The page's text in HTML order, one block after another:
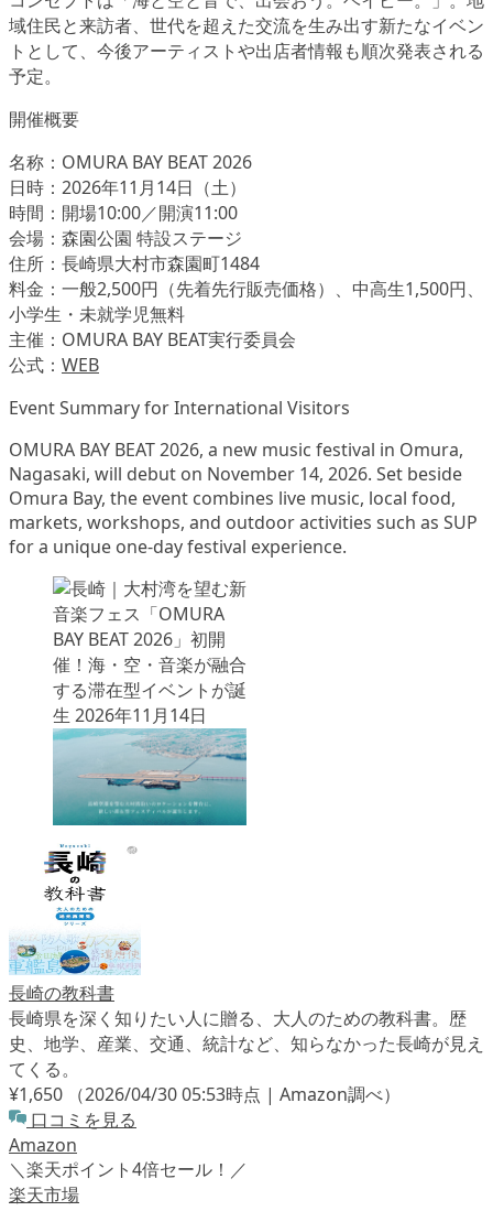
域住民と来訪者、世代を超えた交流を生み出す新たなイベン
トとして、今後アーティストや出店者情報も順次発表される
予定。
開催概要
名称：OMURA BAY BEAT 2026
日時：2026年11月14日（土）
時間：開場10:00／開演11:00
会場：森園公園 特設ステージ
住所：長崎県大村市森園町1484
料金：一般2,500円（先着先行販売価格）、中高生1,500円、
小学生・未就学児無料
主催：OMURA BAY BEAT実行委員会
公式： WEB
Event Summary for International Visitors
OMURA BAY BEAT 2026, a new music festival in Omura,
Nagasaki, will debut on November 14, 2026. Set beside
Omura Bay, the event combines live music, local food,
markets, workshops, and outdoor activities such as SUP
for a unique one-day festival experience.
長崎の教科書
長崎県を深く知りたい人に贈る、大人のための教科書。歴
史、地学、産業、交通、統計など、知らなかった長崎が見え
てくる。
¥1,650
（2026/04/30 05:53時点 | Amazon調べ）
口コミを見る
Amazon
＼楽天ポイント4倍セール！／
楽天市場